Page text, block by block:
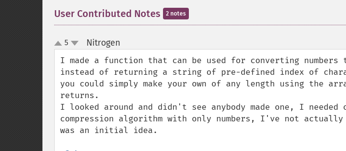
User Contributed Notes 2 notes
up
down
5 Nitrogen
I made a function that can be used for converting numbers
instead of returning a string of pre-defined index of
you could simply make your own of any length using the
returns.
I looked around and didn't see anybody made one, I needed
compression algorithm with only numbers, I've not
was an initial idea.